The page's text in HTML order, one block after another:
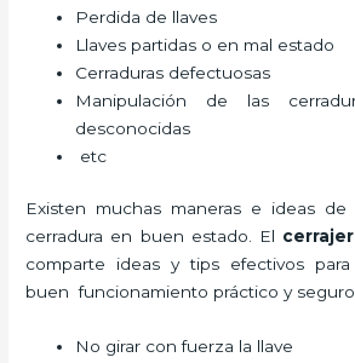
Perdida de llaves
Llaves partidas o en mal estado
Cerraduras defectuosas
Manipulación de las
desconocidas
etc
Existen muchas maneras e ideas
cerradura en buen estado. El
comparte ideas y tips efectivos
buen funcionamiento práctico y
No girar con fuerza la llave